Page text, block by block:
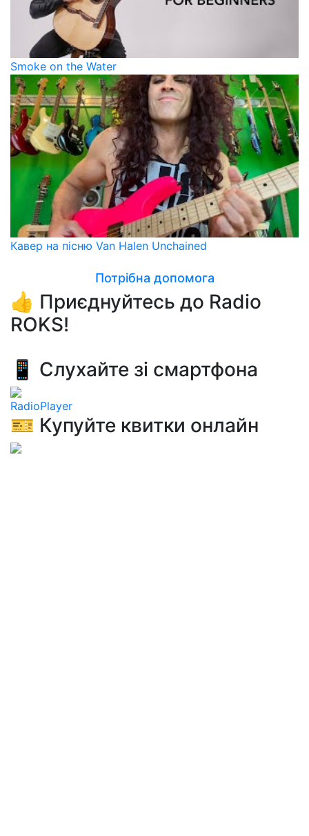
Smoke on the Water
Кавер на пісню Van Halen Unchained
Потрібна допомога
👍 Приєднуйтесь до Radio
ROKS!
📱 Слухайте зі смартфона
RadioPlayer
🎫 Купуйте квитки онлайн